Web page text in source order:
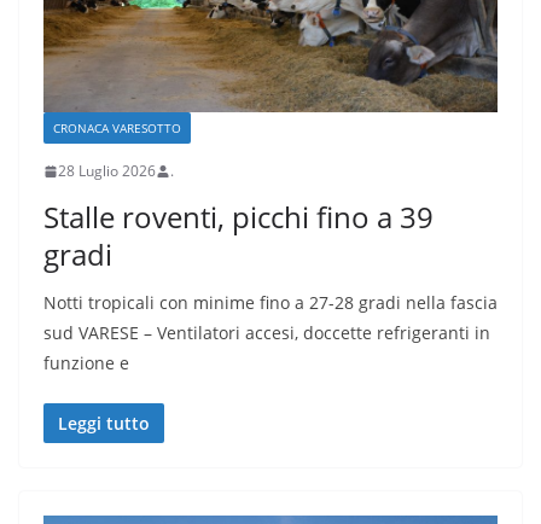
CRONACA VARESOTTO
28 Luglio 2026 .
Stalle roventi, picchi fino a 39
gradi
Notti tropicali con minime fino a 27-28 gradi nella fascia
sud VARESE – Ventilatori accesi, doccette refrigeranti in
funzione e
Leggi tutto